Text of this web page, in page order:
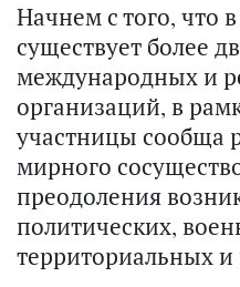
Начнем с того, что
существует более
международных и
организаций, в
участницы сообща
мирного
преодоления
политических,
территориальных и